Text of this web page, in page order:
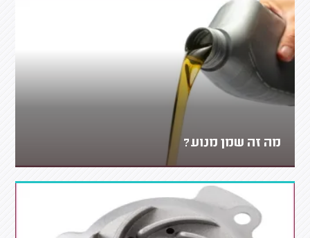
מה זה שמן מנוע?